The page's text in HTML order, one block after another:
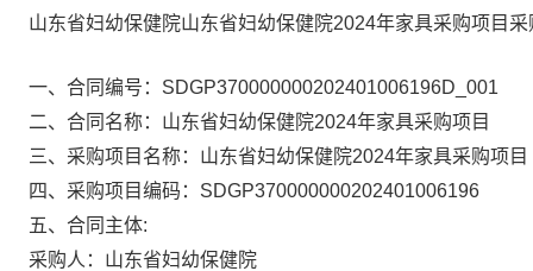
山东省妇幼保健院山东省妇幼保健院2024年家具采购项目
一、合同编号：SDGP370000000202401006196D_001
二、合同名称：山东省妇幼保健院2024年家具采购项目
三、采购项目名称：山东省妇幼保健院2024年家具采购项目
四、采购项目编码：SDGP370000000202401006196
五、合同主体:
采购人：山东省妇幼保健院